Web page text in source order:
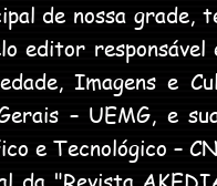
de nossa grade,
editor
Imagens e
– UEMG, e
e Tecnológico –